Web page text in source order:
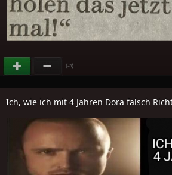
(-3)
Ich, wie ich mit 4 Jahren Dora falsch